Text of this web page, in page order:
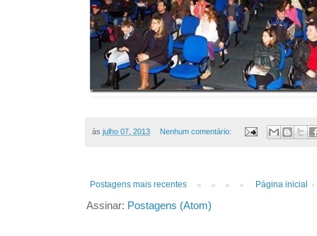
às julho 07, 2013 Nenhum comentário:
Postagens mais recentes Página inicial
Assinar: Postagens (Atom)